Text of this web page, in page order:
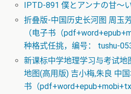
IPTD-891 僕とアンナの甘～
折叠版-中国历史长河图 周玉
（电子书（
种格式任挑，编号： tushu-
新课标中学地理学习与考试地
地图(高用版) 吉小梅,朱良 中
书（